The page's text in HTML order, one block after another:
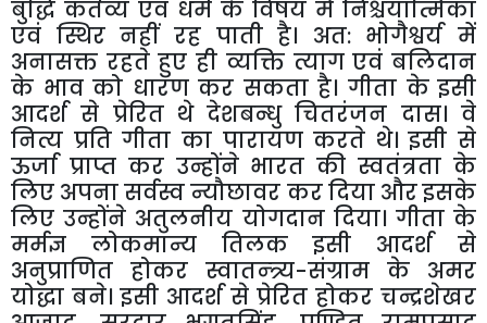
बुद्धि कर्तव्य एवं धर्म के विषय में निश्चयात्मिका
एवं स्थिर नहीं रह पाती है। अत: भोगैश्वर्य में
अनासक्त रहते हुए ही व्यक्ति त्याग एवं बलिदान
के भाव को धारण कर सकता है। गीता के इसी
आदर्श से प्रेरित थे देशबन्धु चितरंजन दास। वे
नित्य प्रति गीता का पारायण करते थे। इसी से
ऊर्जा प्राप्त कर उन्होंने भारत की स्वतंत्रता के
लिए अपनासर्वस्वन्यौछावर करदिया औरइसके
लिए उन्होंने अतुलनीय योगदान दिया। गीता के
मर्मज्ञ
लोकमान्य तिलक इसी आदर्श
से
अनुप्राणित होकर स्वातन्त्र्य-संग्राम के
अमर
योद्धा बने। इसी आदर्श से प्रेरित होकर चन्द्रशेखर